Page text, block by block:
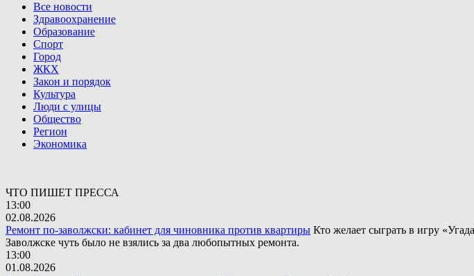
Все новости
Здравоохранение
Образование
Спорт
Город
ЖКХ
Закон и порядок
Культура
Люди с улицы
Общество
Регион
Экономика
ЧТО ПИШЕТ ПРЕССА
13:00
02.08.2026
Ремонт по-заволжски: кабинет для чиновника против квартиры Кто желает сыграть в игру
Заволжске чуть было не взялись за два любопытных ремонта.
13:00
01.08.2026